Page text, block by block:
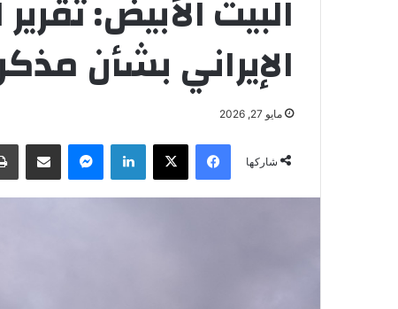
البيت الأبيض:
الإيراني بشأن
مايو 27, 2026
شاركها
فيسبوك لينكدإن